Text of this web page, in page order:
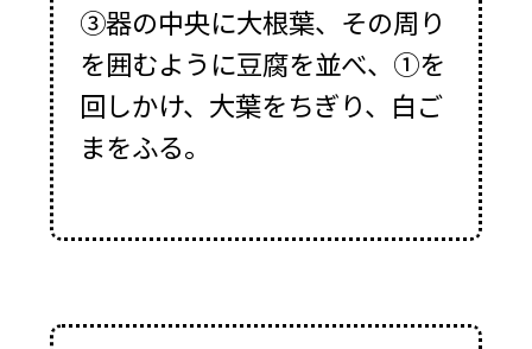
③器の中央に大根葉、その周り
を囲むように豆腐を並べ、①を
回しかけ、大葉をちぎり、白ご
まをふる。